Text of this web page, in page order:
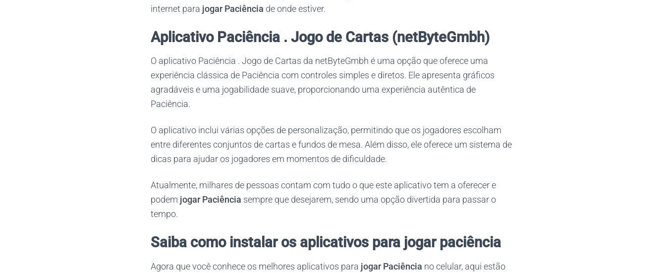
internet para jogar Paciência de onde estiver.
Aplicativo Paciência . Jogo de Cartas (netByteGmbh)
O aplicativo Paciência . Jogo de Cartas da netByteGmbh é uma opção que oferece uma
experiência clássica de Paciência com controles simples e diretos. Ele apresenta gráficos
agradáveis e uma jogabilidade suave, proporcionando uma experiência autêntica de
Paciência.
O aplicativo inclui várias opções de personalização, permitindo que os jogadores escolham
entre diferentes conjuntos de cartas e fundos de mesa. Além disso, ele oferece um sistema de
dicas para ajudar os jogadores em momentos de dificuldade.
Atualmente, milhares de pessoas contam com tudo o que este aplicativo tem a oferecer e
podem jogar Paciência sempre que desejarem, sendo uma opção divertida para passar o
tempo.
Saiba como instalar os aplicativos para jogar paciência
Agora que você conhece os melhores aplicativos para jogar Paciência no celular, aqui estão